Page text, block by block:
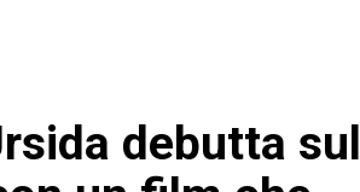
debutta sul